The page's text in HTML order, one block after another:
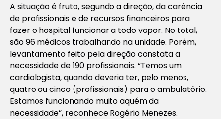
A situação é fruto, segundo a direção, da carência
de profissionais e de recursos financeiros para
fazer o hospital funcionar a todo vapor. No total,
são 96 médicos trabalhando na unidade. Porém,
levantamento feito pela direção constata a
necessidade de 190 profissionais. “Temos um
cardiologista, quando deveria ter, pelo menos,
quatro ou cinco (profissionais) para o ambulatório.
Estamos funcionando muito aquém da
necessidade”, reconhece Rogério Menezes.